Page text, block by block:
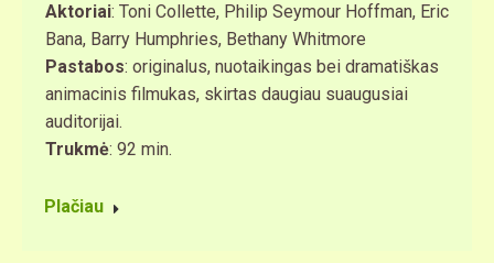
Aktoriai: Toni Collette, Philip Seymour Hoffman, Eric
Bana, Barry Humphries, Bethany Whitmore
Pastabos: originalus, nuotaikingas bei dramatiškas
animacinis filmukas, skirtas daugiau suaugusiai
auditorijai.
Trukmė: 92 min.
Plačiau